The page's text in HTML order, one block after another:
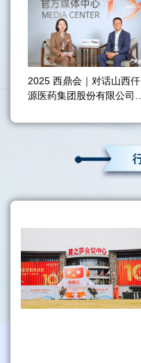
2025 西鼎会｜对话山西仟
源医药集团股份有限公司副